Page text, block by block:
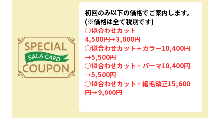
初回のみ以下の価格でご案内します。
(※価格は全て税別です)
○似合わせカット
4,500円→3,000円
○似合わせカット＋カラー10,400円
→5,500円
○似合わせカット＋パーマ10,400円
→5,500円
○似合わせカット＋縮毛矯正15,600
円→9,000円